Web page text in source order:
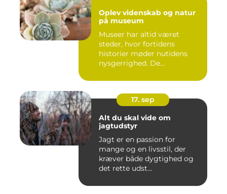
Oplev videnskab og natur
på museum
Museer har altid været
steder, hvor fortidens
historier møder nutidens
nysgerrighed. De...
17. sep
Alt du skal vide om
jagtudstyr
Jagt er en passion for
mange og en livsstil, der
kræver både dygtighed og
det rette udst...